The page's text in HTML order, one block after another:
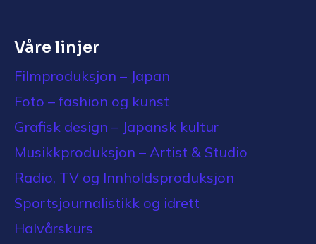
Våre linjer
Filmproduksjon – Japan
Foto – fashion og kunst
Grafisk design – Japansk kultur
Musikkproduksjon – Artist & Studio
Radio, TV og Innholdsproduksjon
Sportsjournalistikk og idrett
Halvårskurs